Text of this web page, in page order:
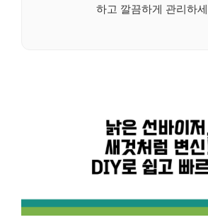
하고 깔끔하게 관리하